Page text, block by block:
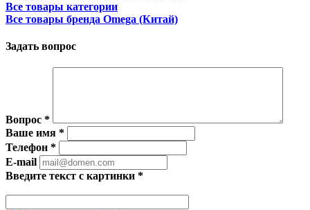
Все товары категории
Все товары бренда Omega (Китай)
Задать вопрос
Вопрос *
Ваше имя *
Телефон *
E-mail
Введите текст с картинки *